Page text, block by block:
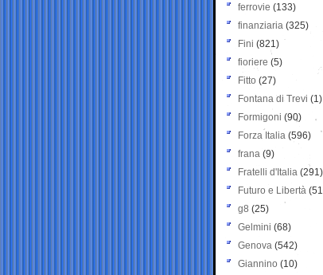
ferrovie (133)
finanziaria (325)
Fini (821)
fioriere (5)
Fitto (27)
Fontana di Trevi (1)
Formigoni (90)
Forza Italia (596)
frana (9)
Fratelli d'Italia (291)
Futuro e Libertà
g8 (25)
Gelmini (68)
Genova (542)
Giannino (10)